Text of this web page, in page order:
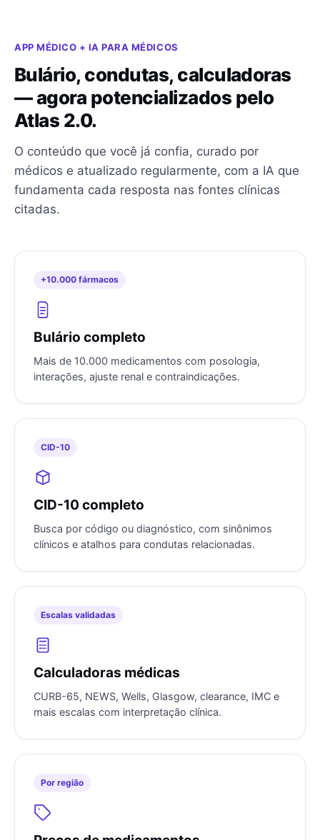
APP MÉDICO + IA PARA MÉDICOS
Bulário, condutas, calculadoras
— agora potencializados pelo
Atlas 2.0.
O conteúdo que você já confia, curado por
médicos e atualizado regularmente, com a IA que
fundamenta cada resposta nas fontes clínicas
citadas.
+10.000 fármacos
Bulário completo
Mais de 10.000 medicamentos com posologia,
interações, ajuste renal e contraindicações.
CID-10
CID-10 completo
Busca por código ou diagnóstico, com sinônimos
clínicos e atalhos para condutas relacionadas.
Escalas validadas
Calculadoras médicas
CURB-65, NEWS, Wells, Glasgow, clearance, IMC e
mais escalas com interpretação clínica.
Por região